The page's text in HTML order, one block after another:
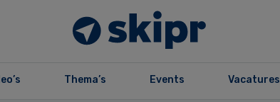
Thema’s Events Vacatures